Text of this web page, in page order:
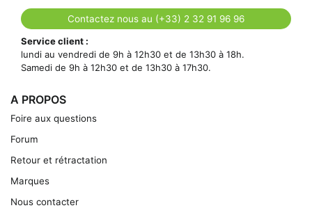
Contactez nous au (+33) 2 32 91 96 96
Service client :
lundi au vendredi de 9h à 12h30 et de 13h30 à 18h.
Samedi de 9h à 12h30 et de 13h30 à 17h30.
A PROPOS
Foire aux questions
Forum
Retour et rétractation
Marques
Nous contacter